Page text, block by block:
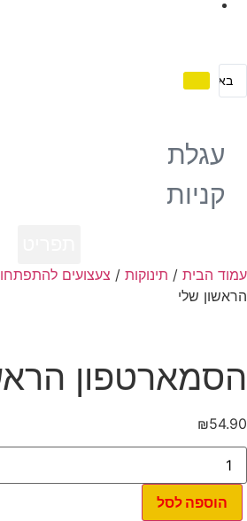
עגלת
קניות
עמוד הבית / תינוקות / צעצועים
הראשון שלי
הסמארטפון
₪54.90
כמות
של
הסמארטפון
הראשון
שליהוספה לסל